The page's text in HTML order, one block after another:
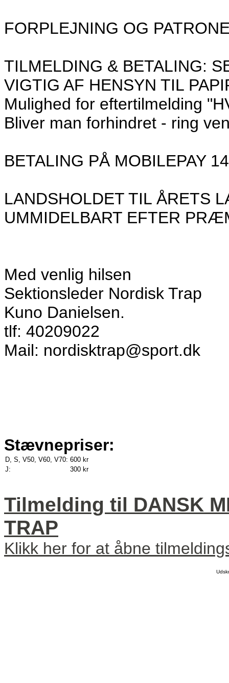
FORPLEJNING OG
TILMELDING & BETALING:
VIGTIG AF HENSYN TIL
Mulighed for eftertilmelding
Bliver man forhindret - ring
BETALING PÅ MOBILEPAY
LANDSHOLDET TIL ÅRETS
UMMIDELBART EFTER
Med venlig hilsen
Sektionsleder Nordisk Trap
Kuno Danielsen.
tlf: 40209022
Mail: nordisktrap@sport.dk
Stævnepriser:
D, S, V50, V60, V70: 600 kr
J:
300 kr
Tilmelding til DANSK
TRAP
Klikk her for at åbne